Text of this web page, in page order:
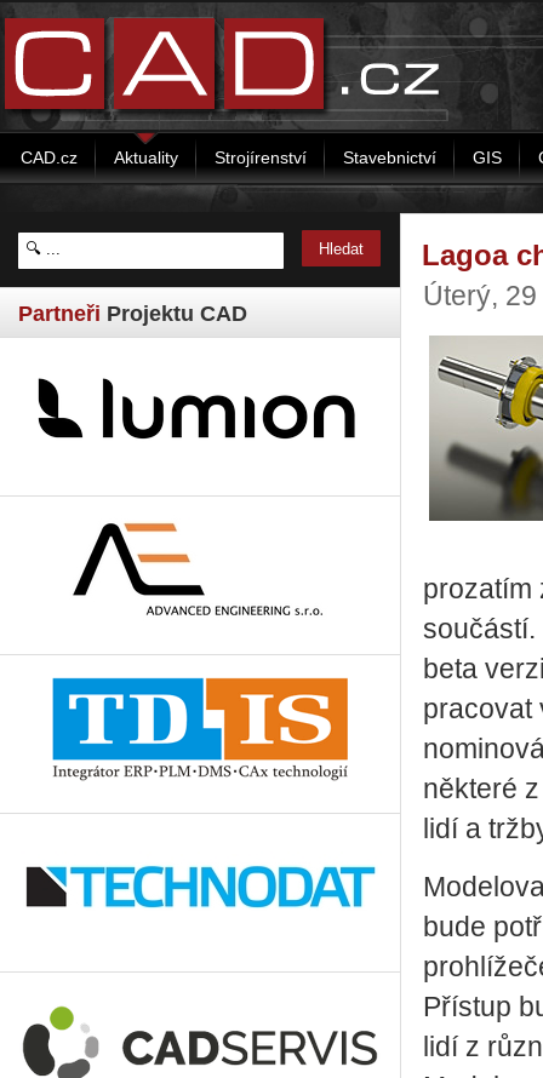
CAD.cz Aktuality Strojírenství Stavebnictví GIS
Partneři Projektu CAD
Lagoa
Úterý,
prozatím
součástí.
beta
pracovat
některé
lidí a
bude
Přístup
lidí z